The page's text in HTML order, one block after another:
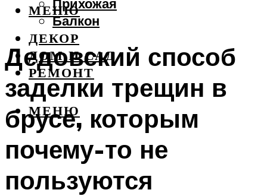
Прихожая
Балкон
ДЕКОР
ДОМ И САД
РЕМОНТ
МЕНЮ
МЕНЮ
Дедовский способ
заделки трещин в
брусе, которым
почему-то не
пользуются